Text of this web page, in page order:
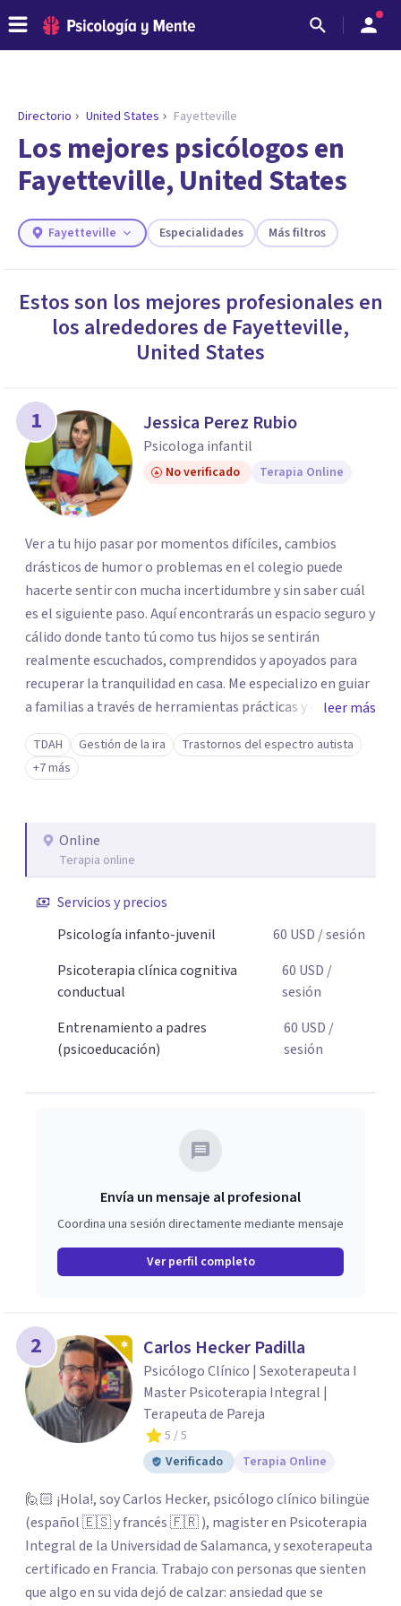
ENCONTRAR MI TERAPEUTA
¿Necesitas ayuda para encontrar el
psicólogo adecuado?
Responde a unas breves preguntas y te ofreceremos
necesidades.
Directorio United States Fayetteville
Los mejores psicólogos en
Fayetteville, United States
Fayetteville Especialidades Más filtros
Estos son los mejores profesionales en
los alrededores de Fayetteville,
United States
1 Jessica Perez Rubio
Psicologa infantil
No verificado Terapia Online
Ver a tu hijo pasar por momentos difíciles, cambios
drásticos de humor o problemas en el colegio puede
hacerte sentir con mucha incertidumbre y sin saber cuál
es el siguiente paso. Aquí encontrarás un espacio seguro y
cálido donde tanto tú como tus hijos se sentirán
realmente escuchados, comprendidos y apoyados para
recuperar la tranquilidad en casa. Me especializo en guiar
a familias a través de herramientas prácticas y dinámicas
adaptadas a la edad de cada menor, dejando de lado las
etiquetas y los tecnicismos. Mi forma de trabajar se
centra en entender las emociones que hay detrás del
necesaria para superar sus retos y fortaleciendo la
comunicación entre ustedes. Acompaño a niños y
adolescentes que están lidiando con la ansiedad, la
timidez, la rebeldía o dificultades escolares, así como a
educar sin perder la paciencia ni el control. Si estás listo
para dar el primer paso hacia una convivencia familiar
más armoniosa, agenda tu sesión y empecemos a
leer más
TDAH Gestión de la ira
Trastornos del espectro autista
+7 más
Online
Terapia online
Servicios y precios
Psicología infanto-juvenil
60 USD / sesión
Psicoterapia clínica cognitiva
conductual
60 USD /
sesión
Entrenamiento a padres
(psicoeducación)
60 USD /
sesión
Envía un mensaje al profesional
Coordina una sesión directamente mediante mensaje
Ver perfil completo
2 Carlos Hecker Padilla
Psicólogo Clínico | Sexoterapeuta I
Master Psicoterapia Integral |
Terapeuta de Pareja
5 / 5
Verificado
Terapia Online
🙋🏻 ¡Hola!, soy Carlos Hecker, psicólogo clínico bilingüe
(español 🇪🇸 y francés 🇫🇷 ), magister en Psicoterapia
Integral de la Universidad de Salamanca, y sexoterapeuta
certificado en Francia. Trabajo con personas que sienten
que algo en su vida dejó de calzar: ansiedad que se